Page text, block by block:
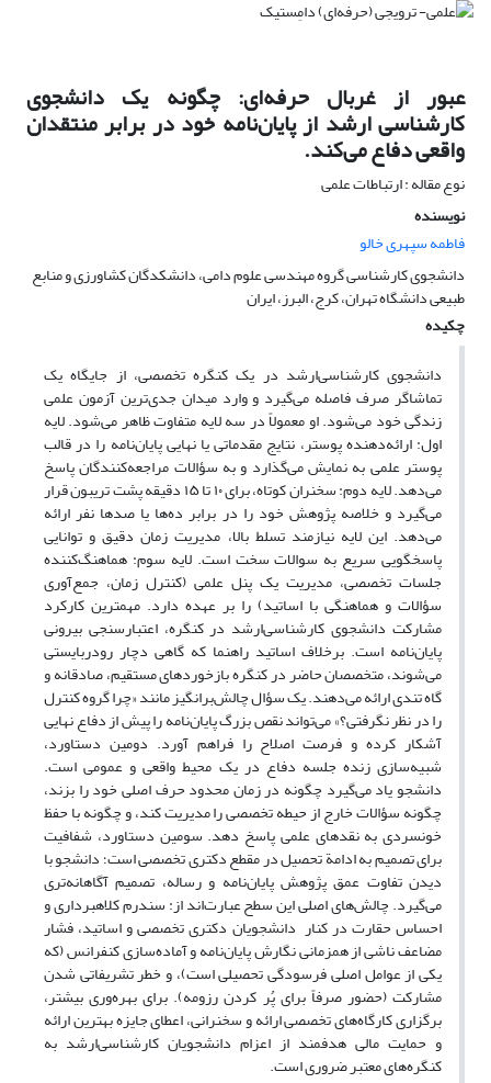
عبور از غربال حرفه‌ای: چگونه یک دانشجوی
کارشناسی ارشد از پایان‌نامه خود در برابر منتقدان
واقعی دفاع می‌کند.
نوع مقاله : ارتباطات علمی
نویسنده
فاطمه سپهری خالو
دانشجوی کارشناسی گروه مهندسی علوم دامی، دانشکدگان کشاورزی و منابع
طبیعی دانشگاه تهران، کرج، البرز، ایران
چکیده
دانشجوی کارشناسی‌ارشد در یک کنگره تخصصی، از جایگاه یک
تماشاگر صرف فاصله می‌گیرد و وارد میدان جدی‌ترین آزمون علمی
زندگی خود می‌شود. او معمولاً در سه لایه متفاوت ظاهر می‌شود. لایه
اول: ارائه‌دهنده پوستر، نتایج مقدماتی یا نهایی پایان‌نامه را در قالب
پوستر علمی به نمایش می‌گذارد و به سؤالات مراجعه‌کنندگان پاسخ
می‌دهد. لایه دوم: سخنران کوتاه، برای ۱۰ تا ۱۵ دقیقه پشت تریبون قرار
می‌گیرد و خلاصه پژوهش خود را در برابر ده‌ها یا صدها نفر ارائه
می‌دهد. این لایه نیازمند تسلط بالا، مدیریت زمان دقیق و توانایی
پاسخگویی سریع به سوالات سخت است. لایه سوم: هماهنگ‌کننده
جلسات تخصصی، مدیریت یک پنل علمی (کنترل زمان، جمع‌آوری
سؤالات و هماهنگی با اساتید) را بر عهده دارد. مهمترین کارکرد
مشارکت دانشجوی کارشناسی‌ارشد در کنگره، اعتبارسنجی بیرونی
پایان‌نامه است. برخلاف اساتید راهنما که گاهی دچار رودربایستی
می‌شوند، متخصصان حاضر در کنگره بازخوردهای مستقیم، صادقانه و
گاه تندی ارائه می‌دهند. یک سؤال چالش‌برانگیز مانند «چرا گروه کنترل
را در نظر نگرفتی؟» می‌تواند نقص بزرگ پایان‌نامه را پیش از دفاع نهایی
آشکار کرده و فرصت اصلاح را فراهم آورد. دومین دستاورد،
شبیه‌سازی زنده جلسه دفاع در یک محیط واقعی و عمومی است.
دانشجو یاد می‌گیرد چگونه در زمان محدود حرف اصلی خود را بزند،
چگونه سؤالات خارج از حیطه تخصصی را مدیریت کند، و چگونه با حفظ
خونسردی به نقدهای علمی پاسخ دهد. سومین دستاورد، شفافیت
برای تصمیم به ادامة تحصیل در مقطع دکتری تخصصی است؛ دانشجو با
دیدن تفاوت عمق پژوهش پایان‌نامه و رساله، تصمیم آگاهانه‌تری
می‌گیرد. چالش‌های اصلی این سطح عبارت‌اند از: سندرم کلاهبرداری و
احساس حقارت در کنار دانشجویان دکتری‌ تخصصی و اساتید، فشار
مضاعف ناشی از همزمانی نگارش پایان‌نامه و آماده‌سازی کنفرانس (که
یکی از عوامل اصلی فرسودگی تحصیلی است)، و خطر تشریفاتی شدن
مشارکت (حضور صرفاً برای پُر کردن رزومه). برای بهره‌وری بیشتر،
برگزاری کارگاه‌های تخصصی ارائه و سخنرانی، اعطای جایزه بهترین ارائه
و حمایت مالی هدفمند از اعزام دانشجویان کارشناسی‌ارشد به
کنگره‌های معتبر ضروری است.